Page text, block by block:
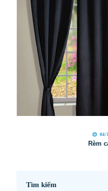
04/
Rèm
Tìm kiếm